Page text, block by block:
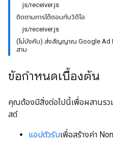
js/receiver.js
ติดตามการโต้ตอบกับวิดีโอ
js/receiver.js
(ไม่บังคับ) ส่งสัญญาณ Google Ad
สาม
ข้อกำหนดเบื้องต้น
คุณต้องมีสิ่งต่อไปนี้เพื่อผสานรว
สต์
แอปตัวรับเพื่อสร้างค่า